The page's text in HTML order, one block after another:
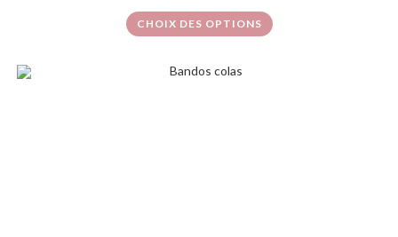
Note5.00
sur 5
CHOIX DES OPTIONS